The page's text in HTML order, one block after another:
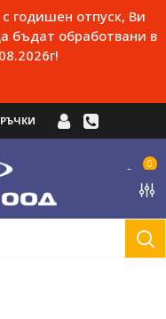
годишен отпуск, Ви
бъдат обработвани в
0